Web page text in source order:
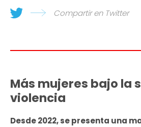
Compartir en Twitter
Más mujeres bajo la
violencia
Desde 2022, se presenta una